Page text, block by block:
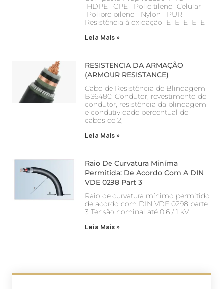
HDPE CPE Polie tileno Celular
Polipro pileno Nylon PUR
Resistência à oxidação E E E E E
Leia Mais »
RESISTENCIA DA ARMAÇÃO
(ARMOUR RESISTANCE)
Cabo de Resistência de Blindagem
BS6480: Condutor, revestimento de
condutor, resistência da blindagem
e condutividade percentual de
cabos de 2,
Leia Mais »
Raio De Curvatura Miníma
Permitida: De Acordo Com A DIN
VDE 0298 Part 3
Raio de curvatura mínimo permitido
de acordo com DIN VDE 0298 parte
3 Tensão nominal até 0,6 / 1 kV
Leia Mais »